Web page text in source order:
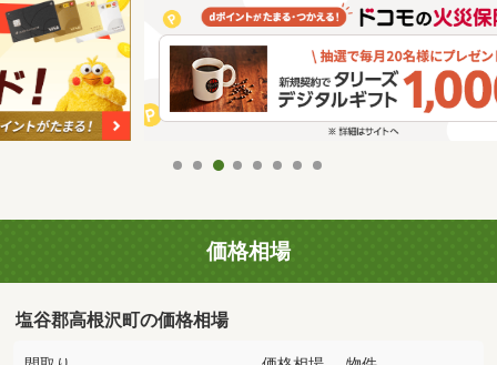
価格相場
塩谷郡高根沢町の価格相場